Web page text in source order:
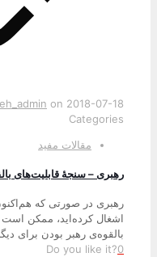
on 2018-07-18
Categories
مقالات مفید
رهبری – سنجۀ قابلیت‌های
رهبری در صورتی که
اشغال کرده‌اید، ممکن است
بالقوه‌ی رهبر بودن برای
Do you like it?0